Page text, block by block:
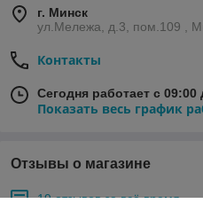
г. Минск
ул.Мележа, д.3, пом.109 ,
Контакты
Сегодня работает с 09:00
Показать весь график
Отзывы о магазине
19 отзывов за всё время